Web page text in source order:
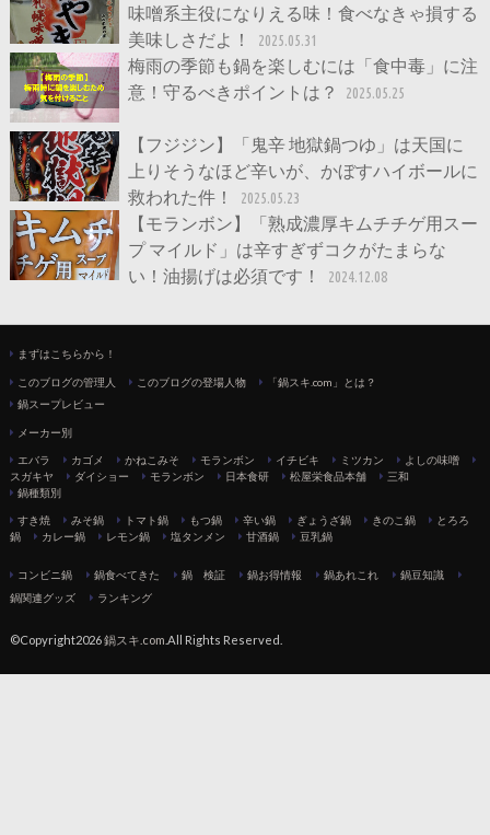
味噌系主役になりえる味！食べなきゃ損する
美味しさだよ！
2025.05.31
梅雨の季節も鍋を楽しむには「食中毒」に注
意！守るべきポイントは？
2025.05.25
【フジジン】「鬼辛 地獄鍋つゆ」は天国に
上りそうなほど辛いが、かぼすハイボールに
救われた件！
2025.05.23
【モランボン】「熟成濃厚キムチチゲ用スー
プ マイルド」は辛すぎずコクがたまらな
い！油揚げは必須です！
2024.12.08
まずはこちらから！
このブログの管理人 このブログの登場人物
「鍋スキ.com」とは？
鍋スープレビュー
メーカー別
エバラ カゴメ かねこみそ モランボン イチビキ ミツカン
よしの味噌
スガキヤ
ダイショー モランボン 日本食研 松屋栄食品本舗
三和
鍋種類別
すき焼 みそ鍋 トマト鍋 もつ鍋 辛い鍋 ぎょうざ鍋 きのこ鍋
とろろ
鍋
カレー鍋 レモン鍋 塩タンメン 甘酒鍋 豆乳鍋
コンビニ鍋 鍋食べてきた 鍋 検証 鍋お得情報 鍋あれこれ
鍋豆知識
鍋関連グッズ
ランキング
©Copyright2026鍋スキ.com .All Rights Reserved.